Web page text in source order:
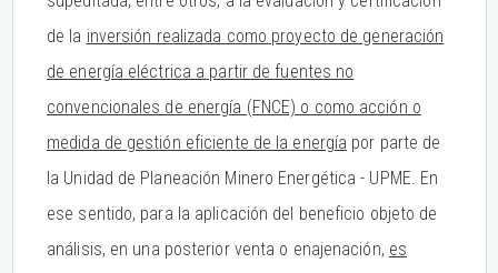
de la inversión realizada como proyecto de generación
de energía eléctrica a partir de fuentes no
convencionales de energía (FNCE) o como acción o
medida de gestión eficiente de la energía por parte de
la Unidad de Planeación Minero Energética - UPME. En
ese sentido, para la aplicación del beneficio objeto de
análisis, en una posterior venta o enajenación, es